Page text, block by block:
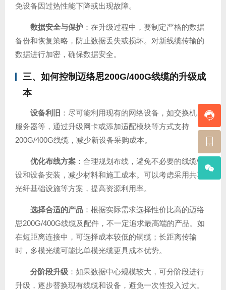
免设备因过热性能下降或出现故障。
数据安全与保护 ：在升级过程中，要制定严格的数据
备份和恢复策略，防止数据丢失或损坏。对新线缆传输的
数据进行加密，确保数据安全。
三、如何控制迈络思200G/400G线缆的升级成
本
设备利旧 ：尽可能利用现有的网络设备，如交换机、
服务器等，通过升级网卡或添加适配模块等方式支持
200G/400G线缆，减少新设备采购成本。
优化布线方案 ：合理规划布线，避免不必要的线缆铺
设和设备安装，减少材料和施工成本。可以考虑采用共享
光纤基础设施等方案，提高资源利用率。
选择合适的产品 ：根据实际需求选择性价比高的迈络
思200G/400G线缆及配件，不一定追求最高端的产品。如
在短距离连接中，可选择成本较低的铜缆；长距离传输
时，多模光缆可能比单模光缆更具成本优势。
分阶段升级 ：如果数据中心规模较大，可分阶段进行
升级，逐步替换现有线缆和设备，避免一次性投入过大。